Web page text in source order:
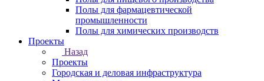
Полы для фармацевтической
промышленности
Полы для химических производств
Проекты
Назад
Проекты
Городская и деловая инфраструктура